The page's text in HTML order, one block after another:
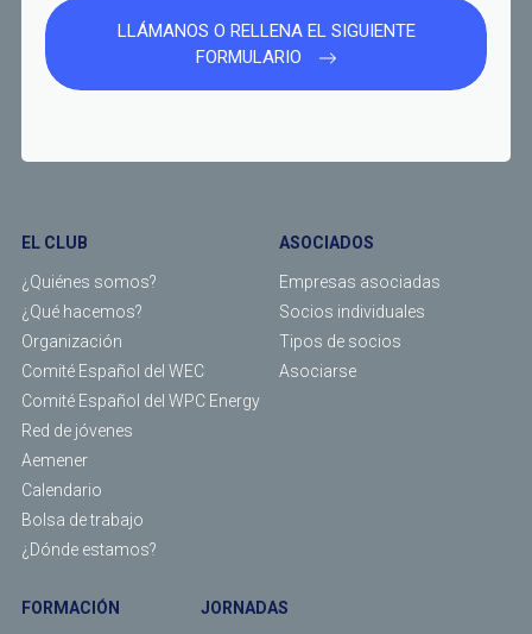
LLÁMANOS O RELLENA EL SIGUIENTE
FORMULARIO
EL CLUB
¿Quiénes somos?
¿Qué hacemos?
Organización
Comité Español del WEC
Comité Español del WPC Energy
Red de jóvenes
Aemener
Calendario
Bolsa de trabajo
¿Dónde estamos?
ASOCIADOS
Empresas asociadas
Socios individuales
Tipos de socios
Asociarse
FORMACIÓN JORNADAS